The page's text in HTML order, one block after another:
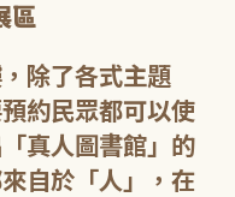
區
除了各式主題
約民眾都可以使
真人圖書館」的
自於「人」，在